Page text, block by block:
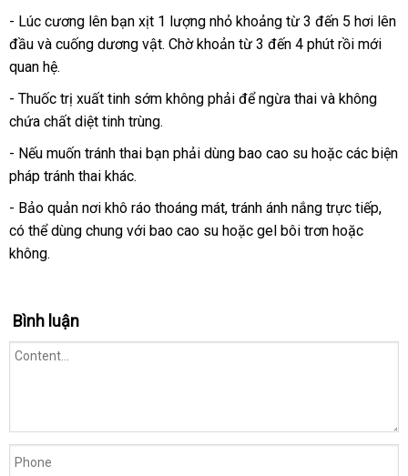
- Lúc cương lên bạn xịt 1 lượng nhỏ khoảng từ 3 đến 5 hơi lên
đầu và cuống dương vậtTrung
. Chờ khoản từ 3 đến 4 phút rồi mới
quan hệ.
- Thuốc trị xuất tinh sớm không phải cửa
để ngừa thai và không
chứa chất diệt tinh trùng.
- vệ
sinh
Nếu muốn tránh thai bạn phải dùng bao cao su nhận
hoặc các biện
pháp tránh thai khác.
- Bảo quản nơi khô ráo thoáng mátPháp
, tránh ánh nắng trực tiếp,
có thể dùng chung so
với bao cao su hoặc gel bôi trơn nội
hoặc
không.
Bình luận